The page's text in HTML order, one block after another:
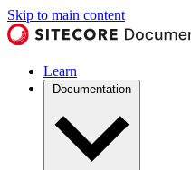
Skip to main content
Learn
Documentation